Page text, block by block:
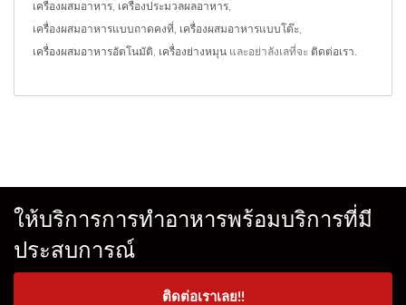
เครื่องผสมอาหาร เครื่องประมวลผลอาหาร
เครื่องผสมอาหารแบบถาดคงที่ เครื่องผสมอาหารแบบโต๊ะ
เครื่องผสมอาหารอัตโนมัติ เครื่องย่างหมุน และอย่าลังเลที่จะ ติดต่อเรา
ให้บริการการทำอาหารพร้อมบริการที่มี
ประสบการณ์
ติดต่อเราเลย!!